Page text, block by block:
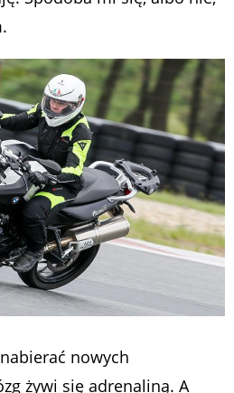
nowych
żywi się adrenaliną. A